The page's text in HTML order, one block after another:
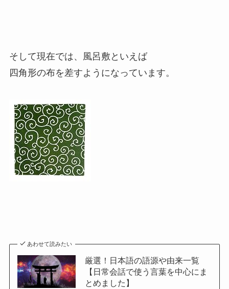
そして現在では、風呂敷といえば
四角形の布を差すようになっています。
あわせて読みたい
厳選！日本語の語源や由来一覧
【日常会話で使う言葉を中心にま
とめました】